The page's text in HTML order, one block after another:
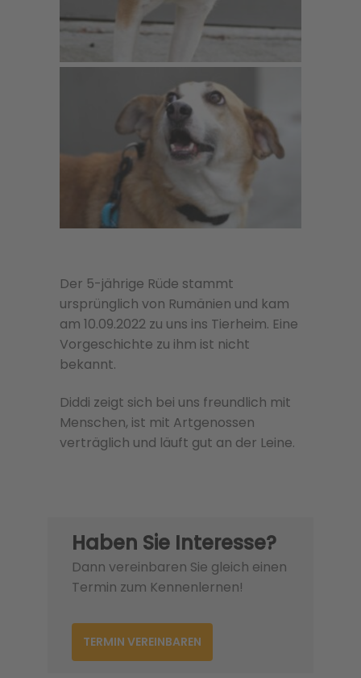
Der 5-jährige Rüde stammt
ursprünglich von Rumänien und kam
am 10.09.2022 zu uns ins Tierheim. Eine
Vorgeschichte zu ihm ist nicht
bekannt.
Diddi zeigt sich bei uns freundlich mit
Menschen, ist mit Artgenossen
verträglich und läuft gut an der Leine.
Haben Sie Interesse?
Dann vereinbaren Sie gleich einen
Termin zum Kennenlernen!
TERMIN VEREINBAREN